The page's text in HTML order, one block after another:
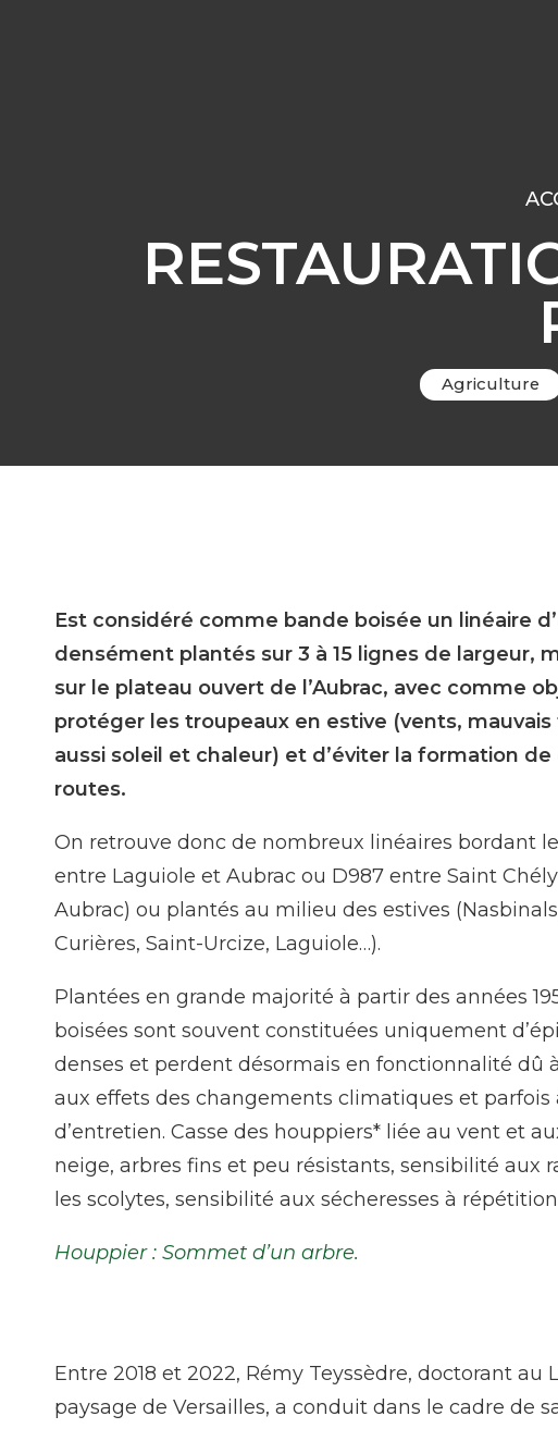
Agriculture
Est considéré comme bande boisée un linéaire
densément plantés sur 3 à 15 lignes de largeur,
sur le plateau ouvert de l’Aubrac, avec comme
protéger les troupeaux en estive (vents,
aussi soleil et chaleur) et d’éviter la formation
routes.
On retrouve donc de nombreux linéaires bordant
entre Laguiole et Aubrac ou D987 entre Saint
Aubrac) ou plantés au milieu des estives
Curières, Saint-Urcize, Laguiole…).
Plantées en grande majorité à partir des années
boisées sont souvent constituées uniquement
denses et perdent désormais en fonctionnalité dû
aux effets des changements climatiques et parfois
d’entretien. Casse des houppiers* liée au vent et
neige, arbres fins et peu résistants, sensibilité aux
les scolytes, sensibilité aux sécheresses à
Houppier : Sommet d’un arbre.
Entre 2018 et 2022, Rémy Teyssèdre, doctorant
paysage de Versailles, a conduit dans le cadre de